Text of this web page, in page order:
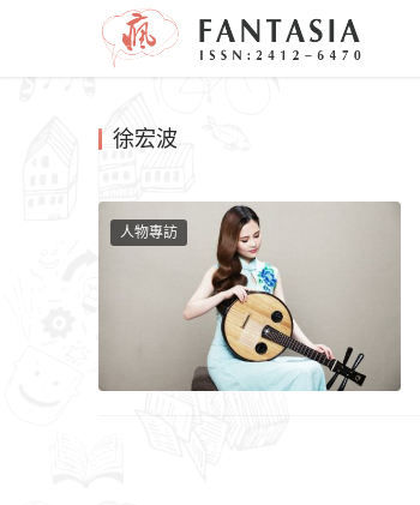
徐宏波
人物專訪